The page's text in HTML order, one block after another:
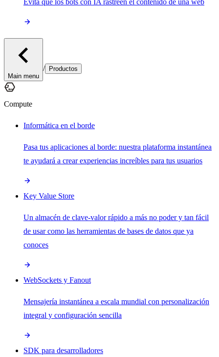
Evita que los bots con IA rastreen el contenido de una web
Main menu
/ Productos
Compute
Informática en el borde
Pasa tus aplicaciones al borde: nuestra plataforma instantánea
te ayudará a crear experiencias increíbles para tus usuarios
Key Value Store
Un almacén de clave-valor rápido a más no poder y tan fácil
de usar como las herramientas de bases de datos que ya
conoces
WebSockets y Fanout
Mensajería instantánea a escala mundial con personalización
integral y configuración sencilla
SDK para desarrolladores